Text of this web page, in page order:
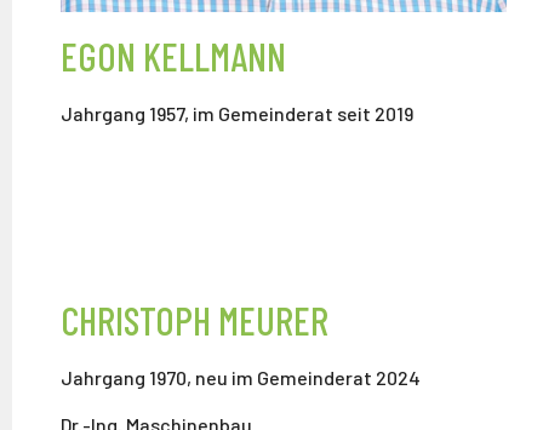
EGON KELLMANN
Jahrgang 1957, im Gemeinderat seit 2019
CHRISTOPH MEURER
Jahrgang 1970, neu im Gemeinderat 2024
Dr.-Ing. Maschinenbau